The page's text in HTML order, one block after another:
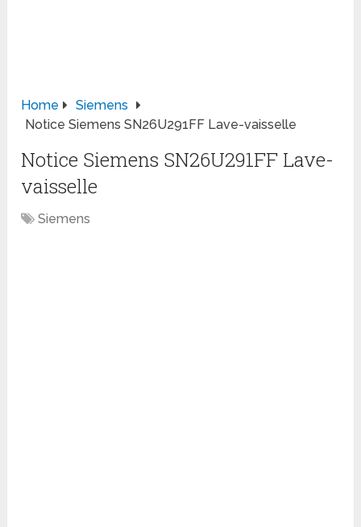
Home
Siemens
Notice Siemens SN26U291FF Lave-vaisselle
Notice Siemens SN26U291FF Lave-
vaisselle
Siemens